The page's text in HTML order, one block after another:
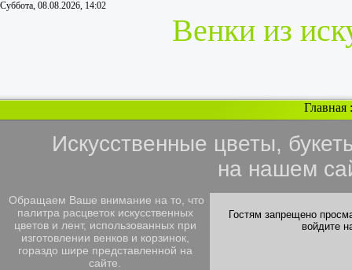
Суббота, 08.08.2026, 14:02
Венки из
Главная
Искусственные цветы,
на нашем
Обращаем Ваше внимание на то, что
палитра расцветок искусственных
цветов и лент, использованных при
изготовлении венков и корзинок,
гораздо шире представленной на
сайте.
Гостям запрещено
войдите